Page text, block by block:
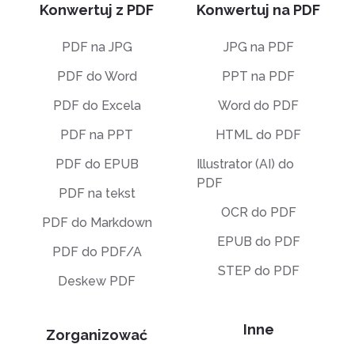
Konwertuj z PDF
PDF na JPG
PDF do Word
PDF do Excela
PDF na PPT
PDF do EPUB
PDF na tekst
PDF do Markdown
PDF do PDF/A
Deskew PDF
Zorganizować
Konwertuj na PDF
JPG na PDF
PPT na PDF
Word do PDF
HTML do PDF
Illustrator (AI) do
PDF
OCR do PDF
EPUB do PDF
STEP do PDF
Inne